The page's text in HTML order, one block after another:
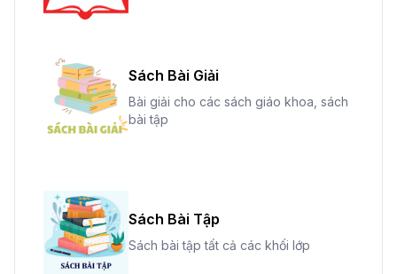
Sách Bài Giải
Bài giải cho các sách giáo khoa, sách
bài tập
Sách Bài Tập
Sách bài tập tất cả các khối lớp